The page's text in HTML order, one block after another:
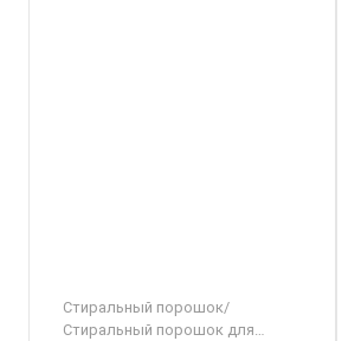
Стиральный порошок/
Стиральный порошок для